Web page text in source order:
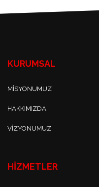
KURUMSAL
MISYONUMUZ
HAKKIMIZDA
VIZYONUMUZ
HİZMETLER